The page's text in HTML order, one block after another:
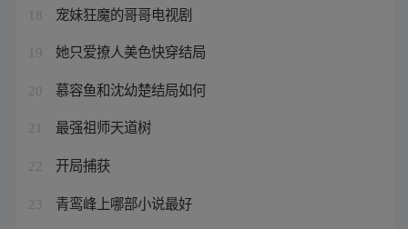
18 宠妹狂魔的哥哥电视剧
19 她只爱撩人美色快穿结局
20 慕容鱼和沈幼楚结局如何
21 最强祖师天道树
22 开局捕获
23 青鸾峰上哪部小说最好